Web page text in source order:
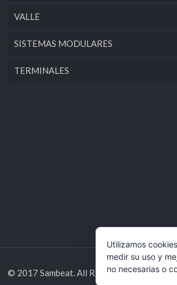
VALLE
SISTEMAS MODULARES
TERMINALES
© 2017 Sambeat. All Rights Reserved.
Utilizamos
medir su uso y
no necesarias o